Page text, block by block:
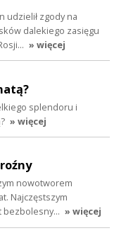
udzielił zgody na
dalekiego zasięgu
» więcej
splendoru i
» więcej
nowotworem
Najczęstszym
bezbolesny… » więcej